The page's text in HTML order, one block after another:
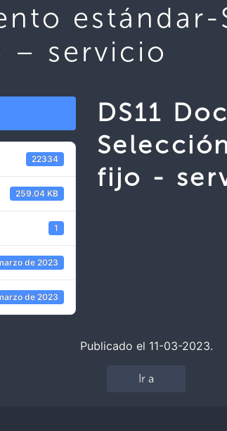
– servicio
22334
259.04 KB
1
de 2023
de 2023
DS11
fijo -
Publicado el 11-03-2023.
Ir a